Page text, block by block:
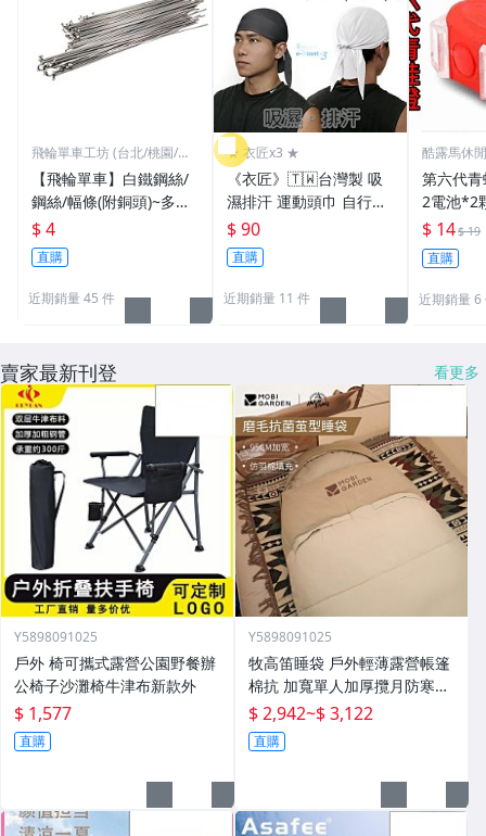
飛輪單車工坊 (台北/桃園/高
【飛輪單車】白鐵鋼絲/
鋼絲/幅條(附銅頭)~多種
規格/一支價格需要多少
買多少[1101]
$ 4
直購
近期銷量 45 件
★ 衣匠x3 ★
《衣匠》🇹🇼台灣製 吸
濕排汗 運動頭巾 自行車
頭巾 機車 自行車小帽 海
盜帽﹝MG15﹞
$ 90
直購
近期銷量 11 件
酷露馬休
第六代青蛙燈 (
2電池*2
警示燈
車尾燈
1
$ 14$ 19
直購
近期銷量 6
賣家最新刊登 看更多
Y5898091025
戶外 椅可攜式露營公園野餐辦
公椅子沙灘椅牛津布新款外
$ 1,577
直購
Y5898091025
牧高笛睡袋 戶外輕薄露營帳篷
棉抗 加寬單人加厚攬月防寒被
子
$ 2,942~$ 3,122
直購